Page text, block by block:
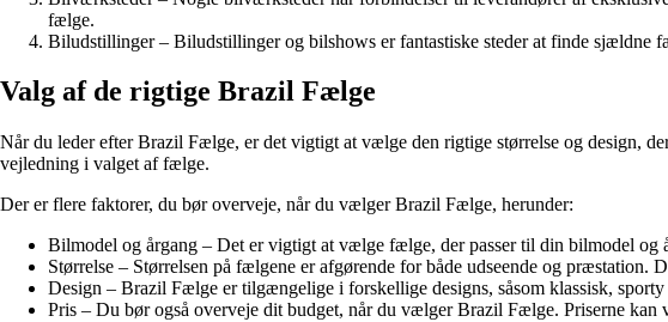
fælge.
Biludstillinger – Biludstillinger og bilshows er fantastiske steder at finde
Valg af de rigtige Brazil Fælge
Når du leder efter Brazil Fælge, er det vigtigt at vælge den rigtige størrelse og design,
vejledning i valget af fælge.
Der er flere faktorer, du bør overveje, når du vælger Brazil Fælge, herunder:
Bilmodel og årgang – Det er vigtigt at vælge fælge, der passer til din bilmodel
Størrelse – Størrelsen på fælgene er afgørende for både udseende og
Design – Brazil Fælge er tilgængelige i forskellige designs, såsom klassisk,
Pris – Du bør også overveje dit budget, når du vælger Brazil Fælge. Priserne